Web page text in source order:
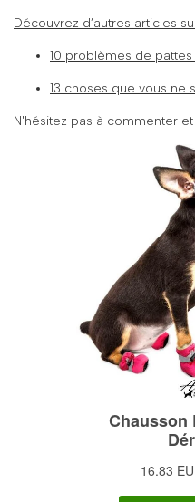
Découvrez d’autres articles
10 problèmes de
13 choses que vous ne
N'hésitez pas à commenter